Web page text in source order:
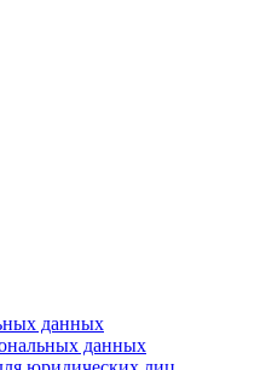
данных
данных